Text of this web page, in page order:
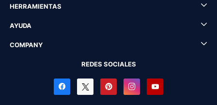
HERRAMIENTAS
AYUDA
COMPANY
REDES SOCIALES